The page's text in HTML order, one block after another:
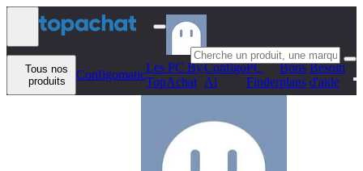
Aller au contenu
Tous nos
produits
Configomatic
Les PC By
TopAchat
Configo
Ai
PC
Finder
Bons
plans
Besoin
d'aide